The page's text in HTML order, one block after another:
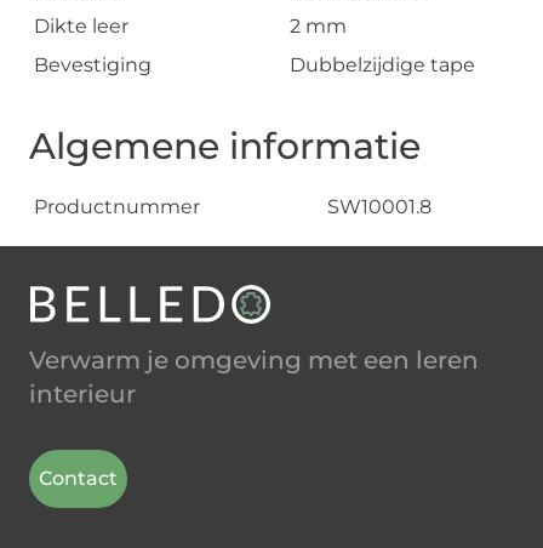
Dikte leer
2 mm
Bevestiging
Dubbelzijdige tape
Algemene informatie
Productnummer SW10001.8
Verwarm je omgeving met een leren
interieur
Contact